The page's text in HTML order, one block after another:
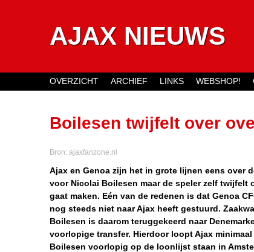
AJAX NIEUWS
Boilesen twijfelt over
bankgarantie
Bron: ajaxfanzone.nl
Ajax en Genoa zijn het in grote lijnen eens over
voor Nicolai Boilesen maar de speler zelf twijfelt
gaat maken. Eén van de redenen is dat Genoa
nog steeds niet naar Ajax heeft gestuurd.
Boilesen is daarom teruggekeerd naar
voorlopige transfer. Hierdoor loopt Ajax
Boilesen voorlopig op de loonlijst staan in
OVERZICHT ARCHIEF LINKS WEBSHOP!